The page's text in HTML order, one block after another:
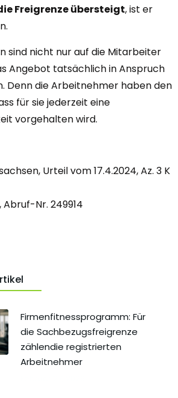
Freigrenze übersteigt, ist er
sind nicht nur auf die Mitarbeiter
Angebot tatsächlich in Anspruch
Denn die Arbeitnehmer haben den
für sie jederzeit eine
vorgehalten wird.
Urteil vom 17.4.2024, Az. 3 K
Nr. 249914
Firmenfitnessprogramm: Für
die Sachbezugsfreigrenze
zählendie registrierten
Arbeitnehmer